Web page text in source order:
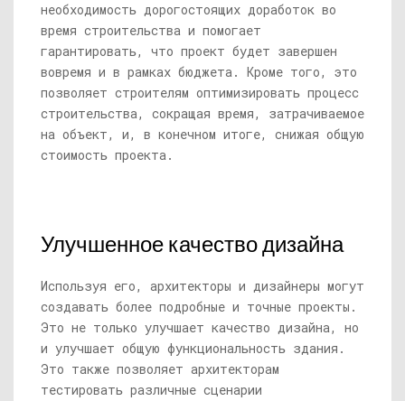
необходимость дорогостоящих доработок во
время строительства и помогает
гарантировать, что проект будет завершен
вовремя и в рамках бюджета. Кроме того, это
позволяет строителям оптимизировать процесс
строительства, сокращая время, затрачиваемое
на объект, и, в конечном итоге, снижая общую
стоимость проекта.
Улучшенное качество дизайна
Используя его, архитекторы и дизайнеры могут
создавать более подробные и точные проекты.
Это не только улучшает качество дизайна, но
и улучшает общую функциональность здания.
Это также позволяет архитекторам
тестировать различные сценарии